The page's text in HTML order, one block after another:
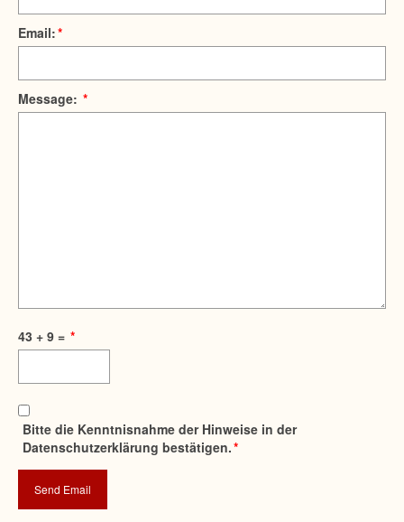
Email:*
Message: *
43 + 9 = *
Bitte die Kenntnisnahme der Hinweise in der
Datenschutzerklärung bestätigen.*